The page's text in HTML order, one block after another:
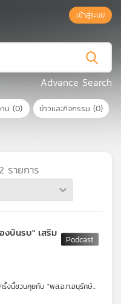
เข้าสู่ระบบ
Advance Search
ม (0) ข่าวและกิจกรรม (0)
2 รายการ
งบินรบ" เสริม
งนี้ชวนคุยกับ "พล.อ.ท.อนุรักษ์
อากาศ กองทัพอากาศ กับแนวทาง